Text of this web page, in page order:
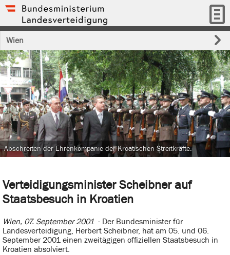
Wien
Verteidigungsminister Scheibner auf
Staatsbesuch in Kroatien
Wien, 07. September 2001 - Der Bundesminister für
Landesverteidigung, Herbert Scheibner, hat am 05. und 06.
September 2001 einen zweitägigen offiziellen Staatsbesuch in
Kroatien absolviert.
Abschreiten der Ehrenkompanie der Kroatischen Streitkräfte.